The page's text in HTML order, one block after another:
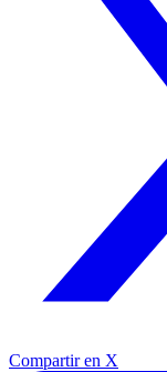
Compartir en X